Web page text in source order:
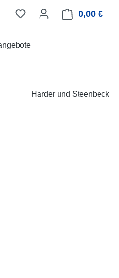
0,00 €
Harder und Steenbeck